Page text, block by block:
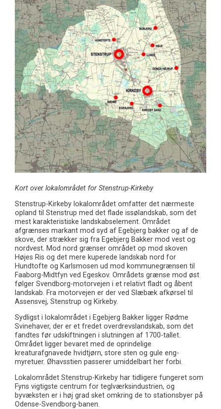
Kort over lokalområdet for Stenstrup-Kirkeby
Stenstrup-Kirkeby lokalområdet omfatter det nærmeste
opland til Stenstrup med det flade issølandskab, som det
mest karakteristiske landskabselement. Området
afgrænses markant mod syd af Egebjerg bakker og af de
skove, der strækker sig fra Egebjerg Bakker mod vest og
nordvest. Mod nord grænser området op mod skoven
Højes Ris og det mere kuperede landskab nord for
Hundtofte og Karlsmosen ud mod kommunegrænsen til
Faaborg-Midtfyn ved Egeskov. Områdets grænse mod øst
følger Svendborg-motorvejen i et relativt fladt og åbent
landskab. Fra motorvejen er der ved Slæbæk afkørsel til
Assensvej, Stenstrup og Kirkeby.
Sydligst i lokalområdet i Egebjerg Bakker ligger Rødme
Svinehaver, der er et fredet overdrevslandskab, som det
fandtes før udskiftningen i slutningen af 1700-tallet.
Området ligger bevaret med de oprindelige
kreaturafgnavede hvidtjørn, store sten og gule eng-
myretuer. Øhavsstien passerer umiddelbart her forbi.
Lokalområdet Stenstrup-Kirkeby har tidligere fungeret som
Fyns vigtigste centrum for teglværksindustrien, og
byvæksten er i høj grad sket omkring de to stationsbyer på
Odense-Svendborg-banen.